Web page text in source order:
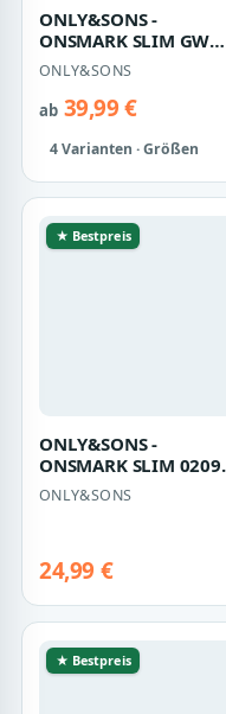
ONLY&SONS -
ONSMARK SLIM GW
0209 PANT NOOS
Vintage Khaki - Gr. - 34
ONLY&SONS
ab39,99 €
4 Varianten · Größen
★ Bestpreis
ONLY&SONS -
ONSMARK SLIM 0209
MELANGE PANT NOOS
Olive Night - Gr. - 32
ONLY&SONS
24,99 €
★ Bestpreis